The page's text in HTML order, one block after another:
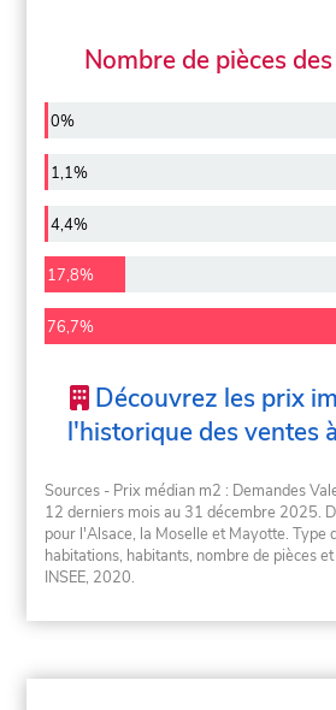
Nombre de pièces
0%
1,1%
4,4%
17,8%
76,7%
Découvrez les prix
l'historique des ventes
Sources - Prix médian m2 : Demandes
12 derniers mois au 31 décembre 2025.
pour l'Alsace, la Moselle et Mayotte. Type
habitations, habitants, nombre de pièces
INSEE, 2020.